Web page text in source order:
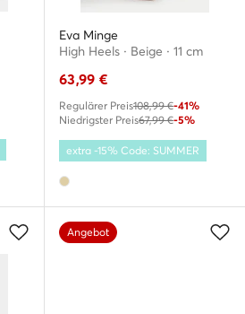
Eva Minge
High Heels · Beige · 11 cm
63,99 €
Regulärer Preis108,99 €-41%
Niedrigster Preis67,99 €-5%
extra -15% Code: SUMMER
Angebot